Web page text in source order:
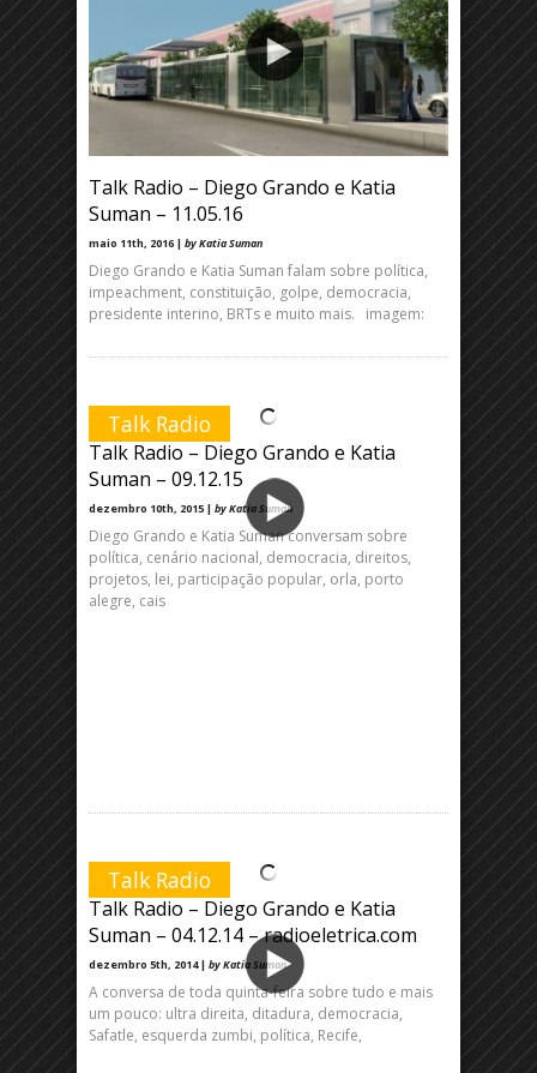
Talk Radio – Diego Grando e Katia
Suman – 11.05.16
maio 11th, 2016 | by Katia Suman
Diego Grando e Katia Suman falam sobre política,
impeachment, constituição, golpe, democracia,
presidente interino, BRTs e muito mais. imagem:
Talk Radio
Talk Radio – Diego Grando e Katia
Suman – 09.12.15
dezembro 10th, 2015 | by Katia Suman
Diego Grando e Katia Suman conversam sobre
política, cenário nacional, democracia, direitos,
projetos, lei, participação popular, orla, porto
alegre, cais
Talk Radio
Talk Radio – Diego Grando e Katia
Suman – 04.12.14 – radioeletrica.com
dezembro 5th, 2014 | by Katia Suman
A conversa de toda quinta-feira sobre tudo e mais
um pouco: ultra direita, ditadura, democracia,
Safatle, esquerda zumbi, política, Recife,